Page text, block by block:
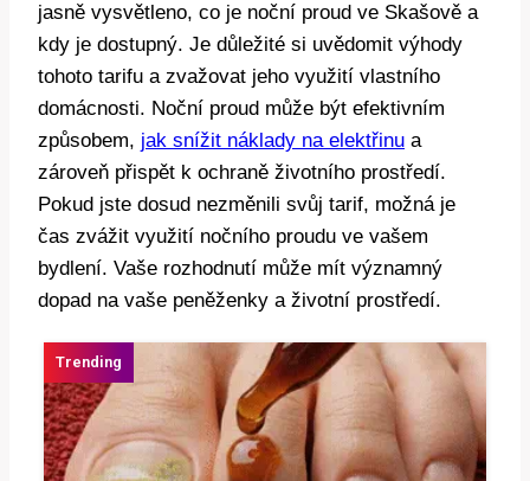
jasně vysvětleno, co je noční proud ve Skašově a
kdy je dostupný. Je důležité si uvědomit výhody
tohoto tarifu a zvažovat jeho využití vlastního
domácnosti. Noční proud může být efektivním
způsobem, jak snížit náklady na elektřinu a
zároveň přispět k ochraně životního prostředí.
Pokud jste dosud nezměnili svůj tarif, možná je
čas zvážit využití nočního proudu ve vašem
bydlení. Vaše rozhodnutí může mít významný
dopad na vaše peněženky a životní prostředí.